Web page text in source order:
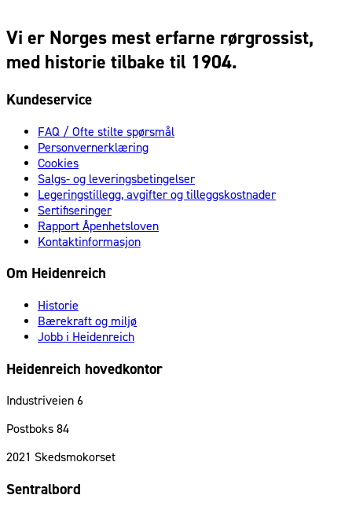
Vi er Norges mest erfarne rørgrossist,
med historie tilbake til 1904.
Kundeservice
FAQ / Ofte stilte spørsmål
Personvernerklæring
Cookies
Salgs- og leveringsbetingelser
Legeringstillegg, avgifter og tilleggskostnader
Sertifiseringer
Rapport Åpenhetsloven
Kontaktinformasjon
Om Heidenreich
Historie
Bærekraft og miljø
Jobb i Heidenreich
Heidenreich hovedkontor
Industriveien 6
Postboks 84
2021 Skedsmokorset
Sentralbord